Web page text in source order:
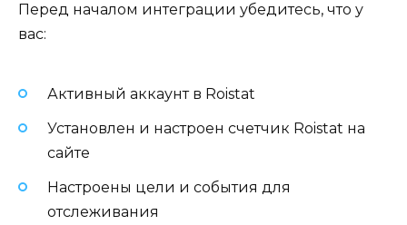
Перед началом интеграции убедитесь, что у
вас:
Активный аккаунт в Roistat
Установлен и настроен счетчик Roistat на
сайте
Настроены цели и события для
отслеживания